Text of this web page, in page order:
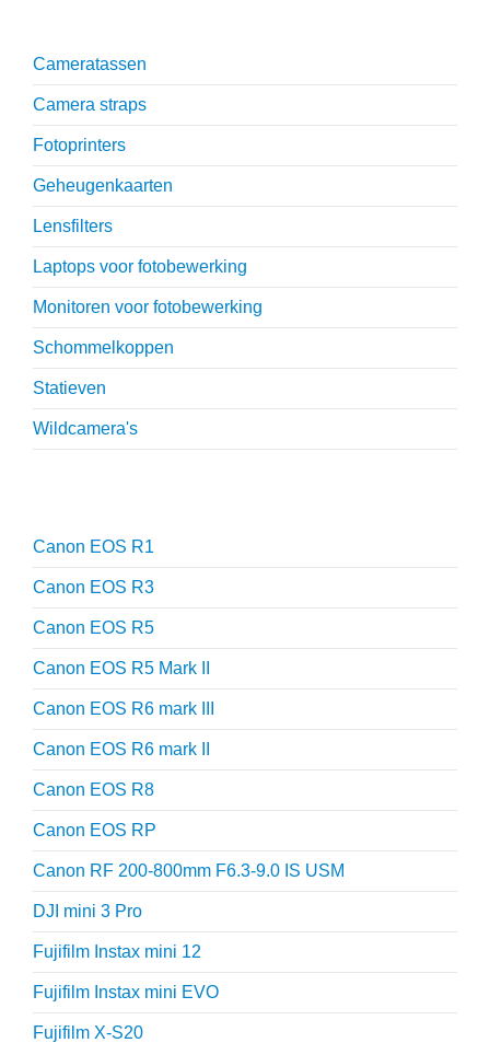
Cameratassen
Camera straps
Fotoprinters
Geheugenkaarten
Lensfilters
Laptops voor fotobewerking
Monitoren voor fotobewerking
Schommelkoppen
Statieven
Wildcamera's
Canon EOS R1
Canon EOS R3
Canon EOS R5
Canon EOS R5 Mark II
Canon EOS R6 mark III
Canon EOS R6 mark II
Canon EOS R8
Canon EOS RP
Canon RF 200-800mm F6.3-9.0 IS USM
DJI mini 3 Pro
Fujifilm Instax mini 12
Fujifilm Instax mini EVO
Fujifilm X-S20